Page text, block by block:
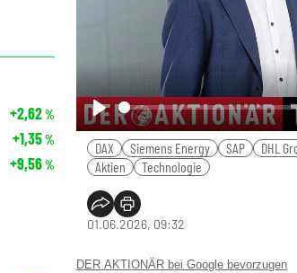
Play
DAX Siemens Energy SAP DHL
Aktien
Technologie
01.06.2026, 09:32
DER AKTIONÄR bei Google bevorzugen
+2,62%
+1,35%
+9,56%